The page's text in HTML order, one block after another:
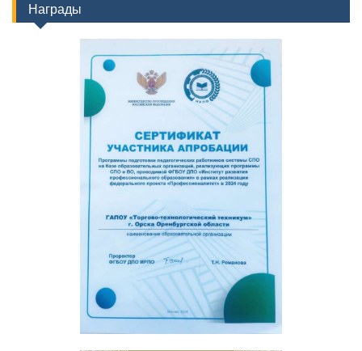
Награды